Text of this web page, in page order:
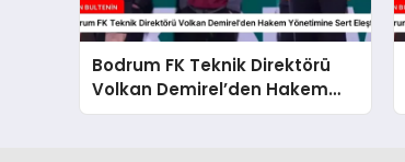
Bodrum FK Teknik Direktörü
Volkan Demirel’den Hakem
Yönetimine Sert Eleştiri